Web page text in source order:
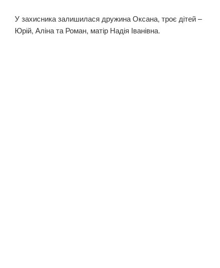
У захисника залишилася дружина Оксана, троє дітей –
Юрій, Аліна та Роман, матір Надія Іванівна.